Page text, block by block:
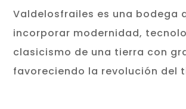
Valdelosfrailes es una bodega
incorporar modernidad,
clasicismo de una tierra con
favoreciendo la revolución del